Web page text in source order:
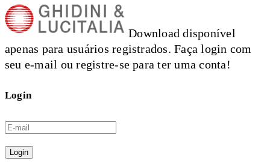
Download disponível
apenas para usuários registrados. Faça login com
seu e-mail ou registre-se para ter uma conta!
Login
Login